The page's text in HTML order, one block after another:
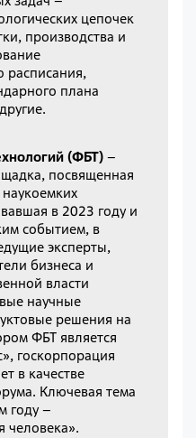
цепочек
производства и
расписания,
плана
(ФБТ)–
посвященная
в 2023 году и
событием, в
эксперты,
бизнеса и
власти
научные
решения на
ФБТ является
госкорпорация
в качестве
Ключевая тема
году –
человека».